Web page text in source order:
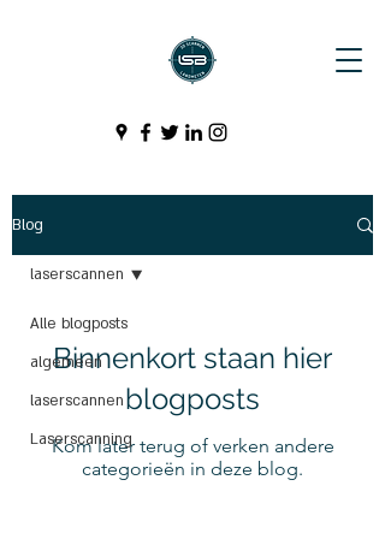
Blog
Alle blogposts
algemeen
laserscannen
Laserscanning
laserscannen
Binnenkort staan hier
blogposts
Kom later terug of verken andere
categorieën in deze blog.